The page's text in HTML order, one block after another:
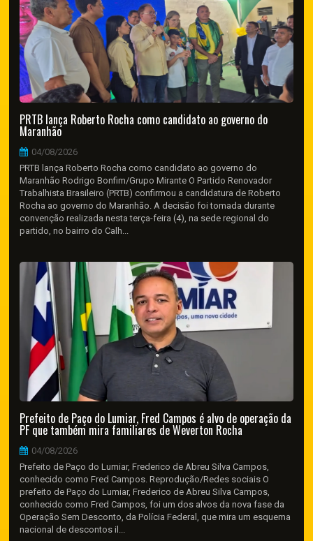
PRTB lança Roberto Rocha como candidato ao governo do
Maranhão
04/08/2026
PRTB lança Roberto Rocha como candidato ao governo do
Maranhão Rodrigo Bonfim/Grupo Mirante O Partido Renovador
Trabalhista Brasileiro (PRTB) confirmou a candidatura de Roberto
Rocha ao governo do Maranhão. A decisão foi tomada durante
convenção realizada nesta terça-feira (4), na sede regional do
partido, no bairro do Calh...
Prefeito de Paço do Lumiar, Fred Campos é alvo de operação da
PF que também mira familiares de Weverton Rocha
04/08/2026
Prefeito de Paço do Lumiar, Frederico de Abreu Silva Campos,
conhecido como Fred Campos. Reprodução/Redes sociais O
prefeito de Paço do Lumiar, Frederico de Abreu Silva Campos,
conhecido como Fred Campos, foi um dos alvos da nova fase da
Operação Sem Desconto, da Polícia Federal, que mira um esquema
nacional de descontos il...